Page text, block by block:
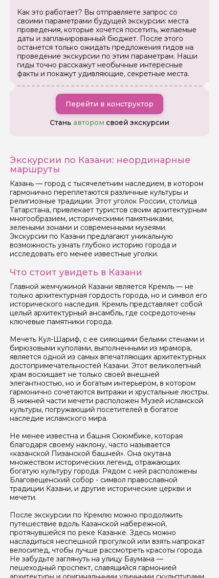
Как это работает? Вы отправляете запрос со
своими параметрами будущей экскурсии: места
проведения, которые хочется посетить, желаемые
даты и запланированный бюджет. После этого
останется только ожидать предложения гидов на
проведение экскурсии по этим параметрам. Наши
гиды точно расскажут необычные интересные
факты и покажут удивляющие, секретные места.
Перейти в конструктор
Стань автором своей экскурсии
Экскурсии по Казани: неординарные
маршруты
Казань — город с тысячелетним наследием, в котором
гармонично переплетаются различные культуры и
религиозные традиции. Этот уголок России, столица
Татарстана, привлекает туристов своим архитектурным
многообразием, историческими памятниками,
зелеными зонами и современными музеями.
Экскурсии по Казани предлагают уникальную
возможность узнать глубоко историю города и
исследовать его менее известные уголки.
Что стоит увидеть в Казани
Главной жемчужиной Казани является Кремль — не
только архитектурная гордость города, но и символ его
исторического наследия. Кремль представляет собой
целый архитектурный ансамбль, где сосредоточены
ключевые памятники города.
Мечеть Кул-Шариф, с ее сияющими белыми стенами и
бирюзовыми куполами, выполненными из мрамора,
является одной из самых впечатляющих архитектурных
достопримечательностей Казани. Этот великолепный
храм восхищает не только своей внешней
элегантностью, но и богатым интерьером, в котором
гармонично сочетаются витражи и хрустальные люстры.
В нижней части мечети расположен Музей исламской
культуры, погружающий посетителей в богатое
наследие исламского мира.
Не менее известна и башня Сююмбике, которая
благодаря своему наклону, часто называется
«казанской Пизанской башней». Она окутана
множеством исторических легенд, отражающих
богатую культуру города. Рядом с ней расположены
Благовещенский собор - символ православной
традиции Казани, и другие исторические церкви и
мечети.
После экскурсии по Кремлю можно продолжить
путешествие вдоль Казанской набережной,
протянувшейся по реке Казанке. Здесь можно
насладиться неспешной прогулкой или взять напрокат
велосипед, чтобы лучше рассмотреть красоты города.
Не забудьте заглянуть на улицу Баумана —
пешеходный проспект, славящийся гармонией
Ваша электронная почта
Ваш номер телефона
Вопросы и комментарии
Если у вас есть интересующие вопросы, можете их
Я даю своё согласие на обработку персональных
Отправить